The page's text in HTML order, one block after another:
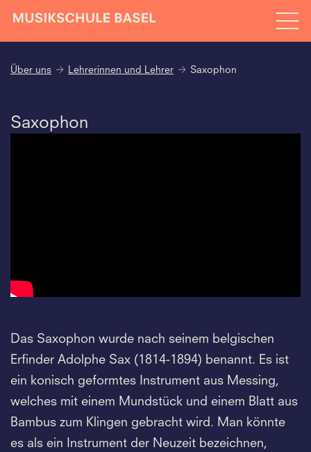
Über uns Lehrerinnen und Lehrer Saxophon
Saxophon
Das Saxophon wurde nach seinem belgischen
Erfinder Adolphe Sax (1814-1894) benannt. Es ist
ein konisch geformtes Instrument aus Messing,
welches mit einem Mundstück und einem Blatt aus
Bambus zum Klingen gebracht wird. Man könnte
es als ein Instrument der Neuzeit bezeichnen,